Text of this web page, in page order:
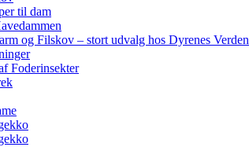
til dam
og Filskov – stort udvalg hos Dyrenes Verden
Foderinsekter